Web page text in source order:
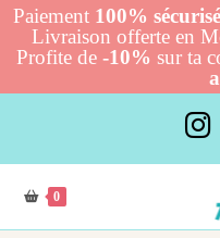
Paiement 100% sécurisé
Livraison offerte en
Profite de -10% sur ta
0